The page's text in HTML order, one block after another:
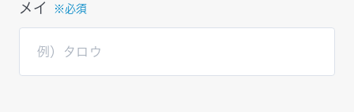
メイ ※必須